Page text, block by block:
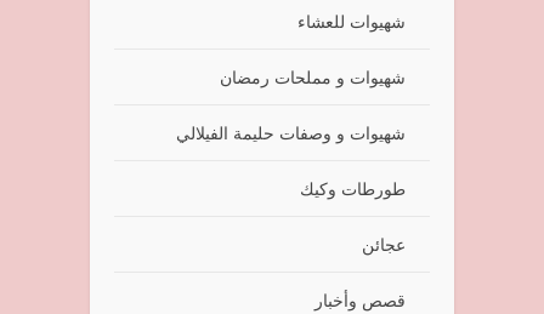
شهيوات للعشاء
شهيوات و مملحات رمضان
شهيوات و وصفات حليمة الفيلالي
طورطات وكيك
عجائن
قصص وأخبار